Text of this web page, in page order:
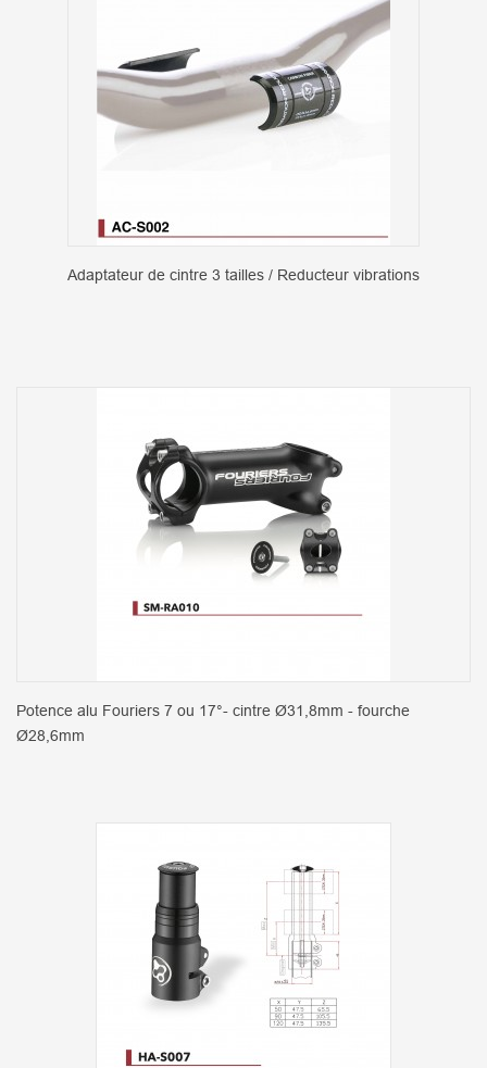
Adaptateur de cintre 3 tailles / Reducteur vibrations
Potence alu Fouriers 7 ou 17°- cintre Ø31,8mm - fourche
Ø28,6mm